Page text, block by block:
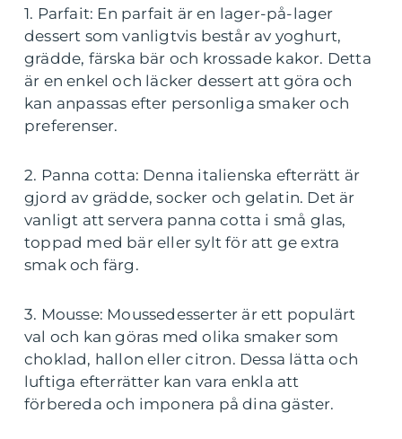
1. Parfait: En parfait är en lager-på-lager
dessert som vanligtvis består av yoghurt,
grädde, färska bär och krossade kakor. Detta
är en enkel och läcker dessert att göra och
kan anpassas efter personliga smaker och
preferenser.
2. Panna cotta: Denna italienska efterrätt är
gjord av grädde, socker och gelatin. Det är
vanligt att servera panna cotta i små glas,
toppad med bär eller sylt för att ge extra
smak och färg.
3. Mousse: Moussedesserter är ett populärt
val och kan göras med olika smaker som
choklad, hallon eller citron. Dessa lätta och
luftiga efterrätter kan vara enkla att
förbereda och imponera på dina gäster.